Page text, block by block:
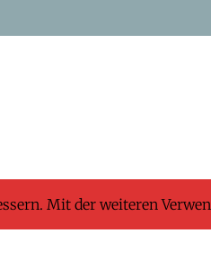
Mit der weiteren